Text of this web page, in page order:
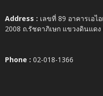
Address : เลขที่ 89 อาคารเอไ
2008 ถ.รัชดาภิเษก แขวงดินแด
Phone : 02-018-1366